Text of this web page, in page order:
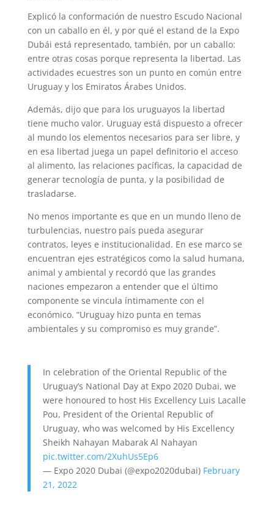
Explicó la conformación de nuestro Escudo Nacional
con un caballo en él, y por qué el estand de la Expo
Dubái está representado, también, por un caballo:
entre otras cosas porque representa la libertad. Las
actividades ecuestres son un punto en común entre
Uruguay y los Emiratos Árabes Unidos.
Además, dijo que para los uruguayos la libertad
tiene mucho valor. Uruguay está dispuesto a ofrecer
al mundo los elementos necesarios para ser libre, y
en esa libertad juega un papel definitorio el acceso
al alimento, las relaciones pacíficas, la capacidad de
generar tecnología de punta, y la posibilidad de
trasladarse.
No menos importante es que en un mundo lleno de
turbulencias, nuestro país pueda asegurar
contratos, leyes e institucionalidad. En ese marco se
encuentran ejes estratégicos como la salud humana,
animal y ambiental y recordó que las grandes
naciones empezaron a entender que el último
componente se vincula íntimamente con el
económico. “Uruguay hizo punta en temas
ambientales y su compromiso es muy grande”.
In celebration of the Oriental Republic of the
Uruguay’s National Day at Expo 2020 Dubai, we
were honoured to host His Excellency Luis Lacalle
Pou, President of the Oriental Republic of
Uruguay, who was welcomed by His Excellency
Sheikh Nahayan Mabarak Al Nahayan
pic.twitter.com/2XuhUs5Ep6
— Expo 2020 Dubai (@expo2020dubai) February
21, 2022